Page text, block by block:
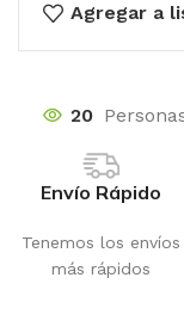
Agregar a
20
Envío Rápido
Tenemos los envíos
más rápidos